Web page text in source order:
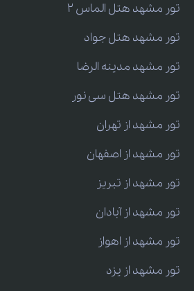
تور مشهد هتل الماس 2
تور مشهد هتل جواد
تور مشهد مدینه الرضا
تور مشهد هتل سی نور
تور مشهد از تهران
تور مشهد از اصفهان
تور مشهد از تبریز
تور مشهد از آبادان
تور مشهد از اهواز
تور مشهد از یزد